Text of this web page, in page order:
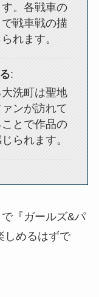
。各戦車の
戦車戦の描
れます。
:
洗町は聖地
ンが訪れて
とで作品の
られます。
『ガールズ&パ
しめるはずで